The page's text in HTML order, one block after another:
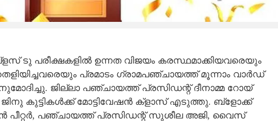
ടു പരീക്ഷകളിൽ ഉന്നത വിജയം കരസ്ഥമാക്കിയവരെയും
പ്രമാടം ഗ്രാമപഞ്ചായത്ത് മൂന്നാം വാർഡ്
ജില്ലാ പഞ്ചായത്ത് പ്രസിഡന്റ് ദീനാമ്മ റോയ്
കുട്ടികൾക്ക് മോട്ടിവേഷൻ ക്ളാസ് എടുത്തു. ബ്ളോക്ക്
പീറ്റർ, പഞ്ചായത്ത് പ്രസിഡന്റ് സുശീല അജി, വൈസ്